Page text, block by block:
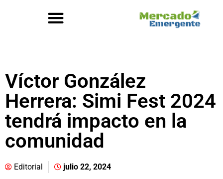
Víctor González
Herrera: Simi Fest 2024
tendrá impacto en la
comunidad
Editorial julio 22, 2024